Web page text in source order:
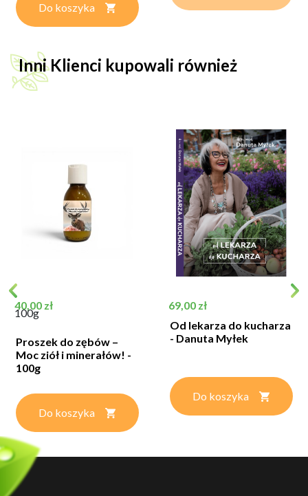
Do koszyka
Inni Klienci kupowali również
Cena
40,00 zł
100g
Proszek do zębów –
Moc ziół i minerałów! -
100g
Do koszyka
Cena
69,00 zł
Od lekarza do kucharza
- Danuta Myłek
Do koszyka